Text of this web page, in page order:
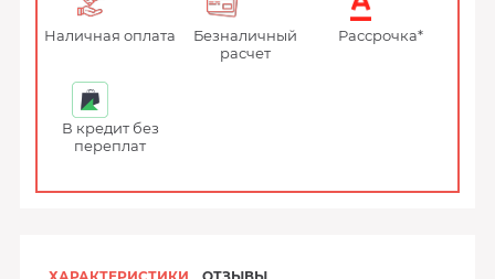
Наличная оплата
Безналичный
расчет
Рассрочка*
В кредит без
переплат